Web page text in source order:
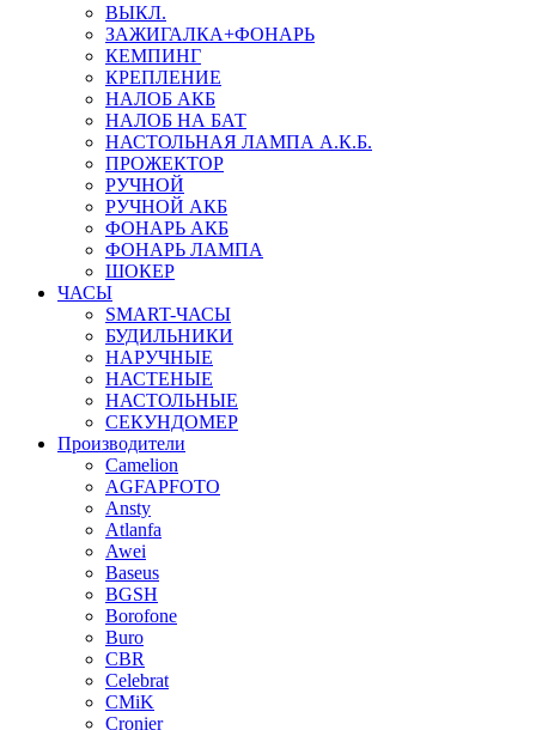
ВЫКЛ.
ЗАЖИГАЛКА+ФОНАРЬ
КЕМПИНГ
КРЕПЛЕНИЕ
НАЛОБ АКБ
НАЛОБ НА БАТ
НАСТОЛЬНАЯ ЛАМПА А.К.Б.
ПРОЖЕКТОР
РУЧНОЙ
РУЧНОЙ АКБ
ФОНАРЬ АКБ
ФОНАРЬ ЛАМПА
ШОКЕР
ЧАСЫ
SMART-ЧАСЫ
БУДИЛЬНИКИ
НАРУЧНЫЕ
НАСТЕНЫЕ
НАСТОЛЬНЫЕ
СЕКУНДОМЕР
Производители
Camelion
AGFAPFOTO
Ansty
Atlanfa
Awei
Baseus
BGSH
Borofone
Buro
CBR
Celebrat
CMiK
Cronier